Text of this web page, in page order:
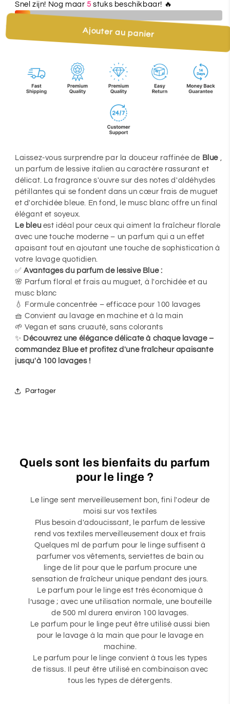
Parfum
Frais,
élégant
Parfum
lessive
–
Frais,
élégant
intemporel
Snel zijn! Nog maar 5 stuks beschikbaar! 🔥
Ajouter au panier
Laissez-vous surprendre par la douceur raffinée de Blue ,
un parfum de lessive italien au caractère rassurant et
délicat. La fragrance s'ouvre sur des notes d'aldéhydes
pétillantes qui se fondent dans un cœur frais de muguet
et d'orchidée bleue. En fond, le musc blanc offre un final
élégant et soyeux.
Le bleuest idéal pour ceux qui aiment la fraîcheur florale
avec une touche moderne – un parfum qui a un effet
apaisant tout en ajoutant une touche de sophistication à
votre lavage quotidien.
✅Avantages du parfum de lessive Blue :
🌸 Parfum floral et frais au muguet, à l'orchidée et au
musc blanc
💧 Formule concentrée – efficace pour 100 lavages
🧺 Convient au lavage en machine et à la main
🌱 Vegan et sans cruauté, sans colorants
✨ Découvrez une élégance délicate à chaque lavage –
commandez Blue et profitez d'une fraîcheur apaisante
jusqu'à 100 lavages !
Partager
Quels sont les bienfaits du parfum
pour le linge ?
Le linge sent merveilleusement bon, fini l'odeur de
moisi sur vos textiles
Plus besoin d'adoucissant, le parfum de lessive
rend vos textiles merveilleusement doux et frais
Quelques ml de parfum pour le linge suffisent à
parfumer vos vêtements, serviettes de bain ou
linge de lit pour que le parfum procure une
sensation de fraîcheur unique pendant des jours.
Le parfum pour le linge est très économique à
l’usage ; avec une utilisation normale, une bouteille
de 500 ml durera environ 100 lavages.
Le parfum pour le linge peut être utilisé aussi bien
pour le lavage à la main que pour le lavage en
machine.
Le parfum pour le linge convient à tous les types
de tissus. Il peut être utilisé en combinaison avec
tous les types de détergents.